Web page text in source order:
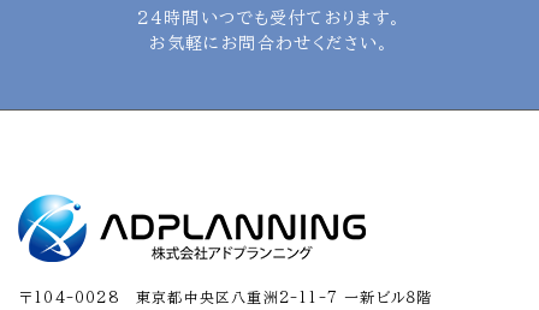
24時間いつでも受付ております。
お気軽にお問合わせください。
〒104-0028 東京都中央区八重洲2-11-7 一新ビル８階